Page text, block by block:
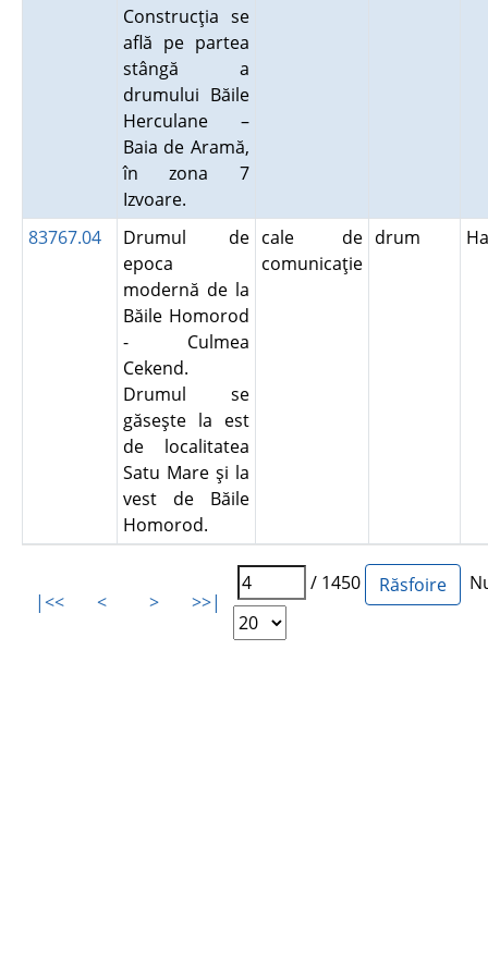
Construcţia se
află pe partea
stângă a
drumului Băile
Herculane –
Baia de Aramă,
în zona 7
Izvoare.
83767.04
Drumul de
epoca
modernă de la
Băile Homorod
- Culmea
Cekend.
Drumul se
găseşte la est
de localitatea
Satu Mare şi la
vest de Băile
Homorod.
cale de
comunicaţie
drum
|<< < > >>|
/ 1450